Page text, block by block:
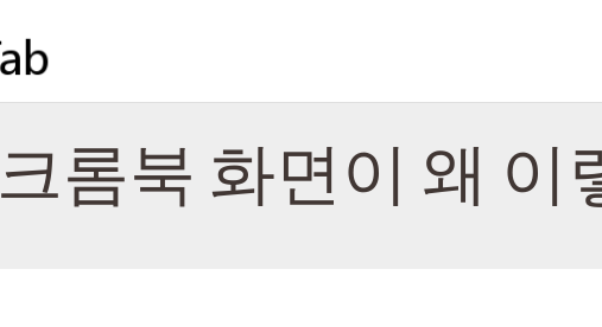
크롬북 화면이 왜
NITROTAB
연락하다
정책